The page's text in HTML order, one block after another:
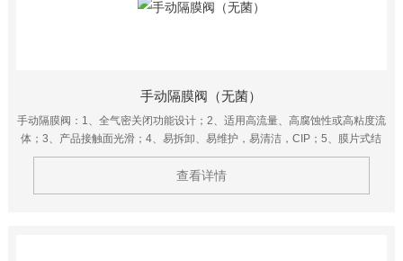
手动隔膜阀（无菌）
手动隔膜阀：1、全气密关闭功能设计；2、适用高流量、高腐蚀性或高粘度流
体；3、产品接触面光滑；4、易拆卸、易维护，易清洁，CIP；5、膜片式结
构气动头，有效延长膜片使用寿命。
查看详情